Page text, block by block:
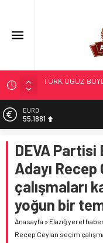
298 MİLYON
ERDEM;
ELAZIĞ’DA
TÜRK OĞUZ
ALTIN
6.660,55
13.779,39
DOLAR
47,7111
55,1881
DEVA Partisi
Adayı
çalışmaları
yoğun bir
Anasayfa » Elazığ yerel
Recep Ceylan seçim